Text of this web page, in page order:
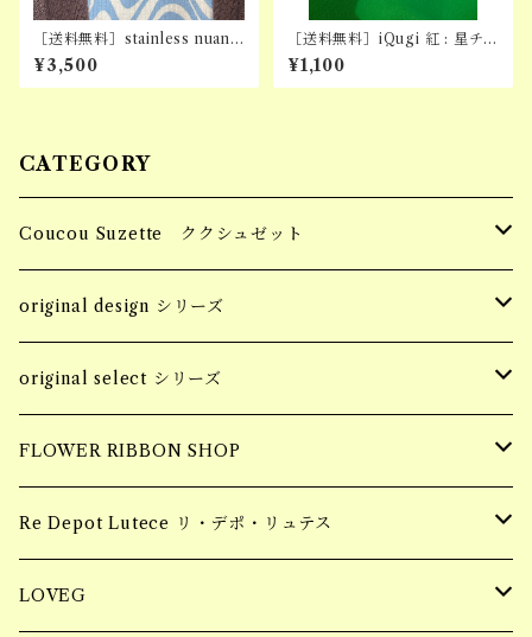
［送料無料］stainless nuanc
e necklace
¥3,500
［送料無料］iQugi 紅 : 星チ
ャーム単品(※カスタム専用)
¥1,100
CATEGORY
Coucou Suzette ククシュゼット
Hair Clip ヘアクリップ
Socks 靴下
Pins ピンバッジ
Hair Claw ヘアクロー
BIG HAIR CLAW 大きいヘアクロー
original design シリーズ
accessory
piercing
earring
apparel
tops
souvenir
original select シリーズ
accessory
piercing
earring
apparel
tops
Candle
FLOWER RIBBON SHOP
お花柄ステッカー
Re Depot Lutece リ・デポ・リュテス
コッドシートBOX
LOVEG